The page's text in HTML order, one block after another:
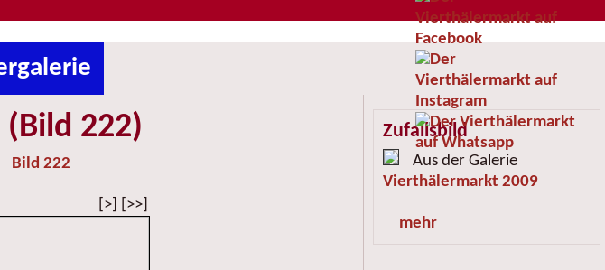
222)
Bild 222
[>] [>>]
Zufallsbild
Aus der Galerie
Vierthälermarkt 2009
mehr